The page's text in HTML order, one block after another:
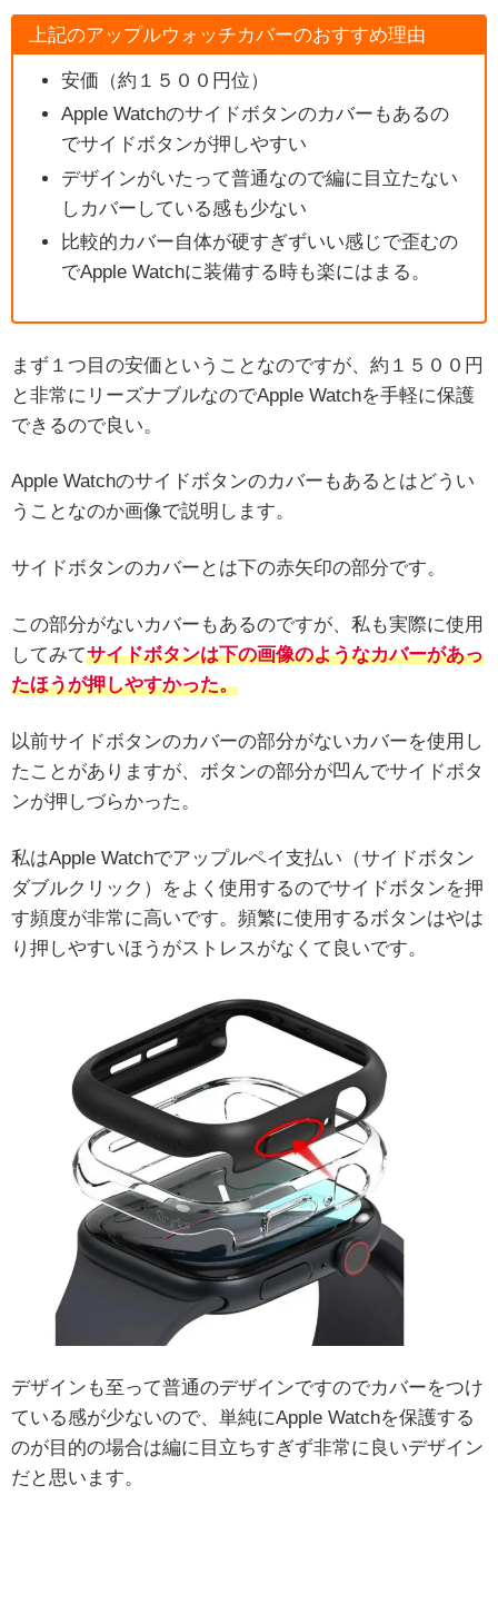
上記のアップルウォッチカバーのおすすめ理由
安価（約１５００円位）
Apple Watchのサイドボタンのカバーもあるの
でサイドボタンが押しやすい
デザインがいたって普通なので編に目立たない
しカバーしている感も少ない
比較的カバー自体が硬すぎずいい感じで歪むの
でApple Watchに装備する時も楽にはまる。
まず１つ目の安価ということなのですが、約１５００円
と非常にリーズナブルなのでApple Watchを手軽に保護
できるので良い。
Apple Watchのサイドボタンのカバーもあるとはどうい
うことなのか画像で説明します。
サイドボタンのカバーとは下の赤矢印の部分です。
この部分がないカバーもあるのですが、私も実際に使用
してみてサイドボタンは下の画像のようなカバーがあっ
たほうが押しやすかった。
以前サイドボタンのカバーの部分がないカバーを使用し
たことがありますが、ボタンの部分が凹んでサイドボタ
ンが押しづらかった。
私はApple Watchでアップルペイ支払い（サイドボタン
ダブルクリック）をよく使用するのでサイドボタンを押
す頻度が非常に高いです。頻繁に使用するボタンはやは
り押しやすいほうがストレスがなくて良いです。
デザインも至って普通のデザインですのでカバーをつけ
ている感が少ないので、単純にApple Watchを保護する
のが目的の場合は編に目立ちすぎず非常に良いデザイン
だと思います。